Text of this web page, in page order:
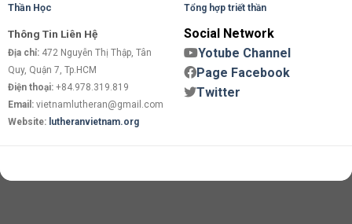
Thần Học
Tổng hợp triết thần
Thông Tin Liên Hệ
Địa chỉ: 472 Nguyễn Thị Thập, Tân
Quy, Quận 7, Tp.HCM
Điện thoại: +84.978.319.819
Email: vietnamlutheran@gmail.com
Website: lutheranvietnam.org
Social Network
Yotube Channel
Page Facebook
Twitter